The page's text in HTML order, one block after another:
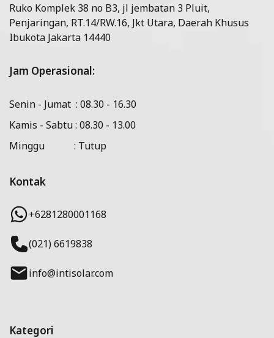
Ruko Komplek 38 no B3, jl jembatan 3 Pluit,
Penjaringan, RT.14/RW.16, Jkt Utara, Daerah Khusus
Ibukota Jakarta 14440
Jam Operasional:
Senin - Jumat : 08.30 - 16.30
Kamis - Sabtu : 08.30 - 13.00
Minggu : Tutup
Kontak
+6281280001168
(021) 6619838
info@intisolar.com
Kategori